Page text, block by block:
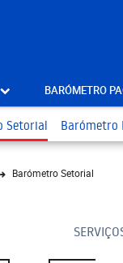
BARÓMETRO
Setorial
Barómetro Setorial